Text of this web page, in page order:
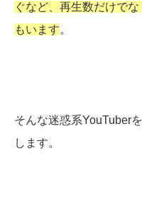
ぐなど、再生数だけで
もいます。
そんな迷惑系YouTuber
します。